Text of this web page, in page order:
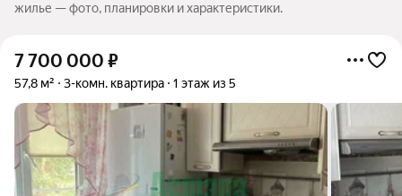
жилье — фото, планировки и характеристики.
7 700 000 ₽
57,8 м² 3-комн. квартира 1 этаж из 5